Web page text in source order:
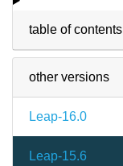
table of contents
other versions
Leap-16.0
Leap-15.6